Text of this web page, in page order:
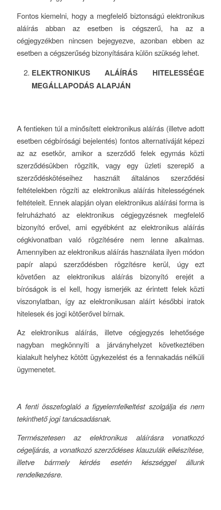
Fontos kiemelni, hogy a megfelelő biztonságú elektronikus
aláírás abban az esetben is cégszerű, ha az a
cégjegyzékben nincsen bejegyezve, azonban ebben az
esetben a cégszerűség bizonyítására külön szükség lehet.
ELEKTRONIKUS ALÁÍRÁS HITELESSÉGE
MEGÁLLAPODÁS ALAPJÁN
A fentieken túl a minősített elektronikus aláírás (illetve adott
esetben cégbírósági bejelentés) fontos alternatíváját képezi
az az esetkör, amikor a szerződő felek egymás közti
szerződésükben rögzítik, vagy egy üzleti szereplő a
szerződéskötéseihez használt általános szerződési
feltételekben rögzíti az elektronikus aláírás hitelességének
feltételeit. Ennek alapján olyan elektronikus aláírási forma is
felruházható az elektronikus cégjegyzésnek megfelelő
bizonyító erővel, ami egyébként az elektronikus aláírás
cégkivonatban való rögzítésére nem lenne alkalmas.
Amennyiben az elektronikus aláírás használata ilyen módon
papír alapú szerződésben rögzítésre kerül, úgy ezt
követően az elektronikus aláírás bizonyító erejét a
bíróságok is el kell, hogy ismerjék az érintett felek közti
viszonylatban, így az elektronikusan aláírt későbbi iratok
hitelesek és jogi kötőerővel bírnak.
Az elektronikus aláírás, illetve cégjegyzés lehetősége
nagyban megkönnyíti a járványhelyzet következtében
kialakult helyhez kötött ügykezelést és a fennakadás nélküli
ügymenetet.
A fenti összefoglaló a figyelemfelkeltést szolgálja és nem
tekinthető jogi tanácsadásnak.
Természetesen az elektronikus aláírásra vonatkozó
cégeljárás, a vonatkozó szerződéses klauzulák elkészítése,
illetve bármely kérdés esetén készséggel állunk
rendelkezésre.